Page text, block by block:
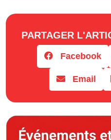
PARTAGER
Facebook
Email